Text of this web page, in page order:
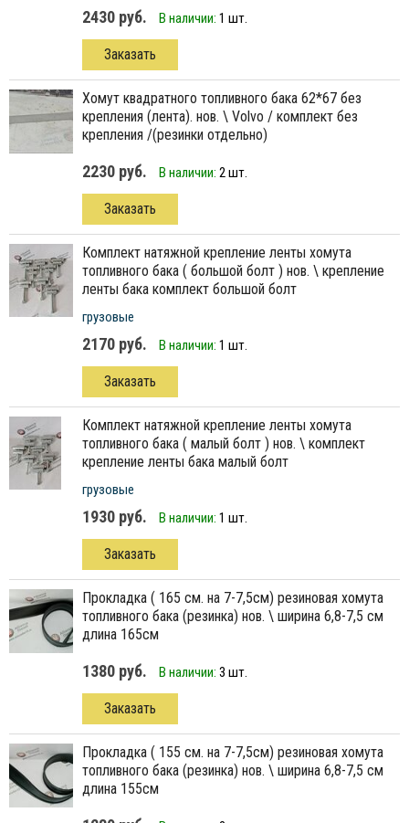
2430 руб. В наличии: 1 шт.
Заказать
хомут квадратного топливного бака 62*67 без
крепления (лента). нов. \ Volvo / комплект без
крепления /(резинки отдельно)
2230 руб. В наличии: 2 шт.
Заказать
комплект натяжной крепление ленты хомута
топливного бака ( большой болт ) нов. \ крепление
ленты бака комплект большой болт
грузовые
2170 руб. В наличии: 1 шт.
Заказать
комплект натяжной крепление ленты хомута
топливного бака ( малый болт ) нов. \ комплект
крепление ленты бака малый болт
грузовые
1930 руб. В наличии: 1 шт.
Заказать
прокладка ( 165 см. на 7-7,5см) резиновая хомута
топливного бака (резинка) нов. \ ширина 6,8-7,5 см
длина 165см
1380 руб. В наличии: 3 шт.
Заказать
прокладка ( 155 см. на 7-7,5см) резиновая хомута
топливного бака (резинка) нов. \ ширина 6,8-7,5 см
длина 155см